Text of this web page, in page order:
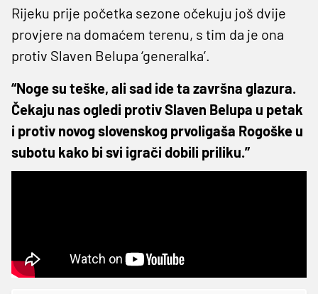
Rijeku prije početka sezone očekuju još dvije
provjere na domaćem terenu, s tim da je ona
protiv Slaven Belupa ‘generalka’.
“Noge su teške, ali sad ide ta završna glazura.
Čekaju nas ogledi protiv Slaven Belupa u petak
i protiv novog slovenskog prvoligaša Rogoške u
subotu kako bi svi igrači dobili priliku.”